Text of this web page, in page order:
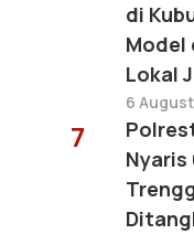
di
Model
Lokal
6
7
Nyaris